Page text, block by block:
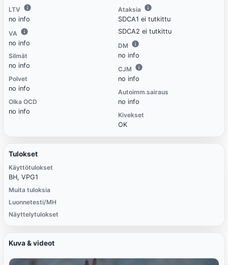
LTV
no info
VA
no info
Silmät
no info
Polvet
no info
Olka OCD
no info
Ataksia
SDCA1 ei tutkittu
SDCA2 ei tutkittu
DM
no info
CJM
no info
Autoimm.sairaus
no info
Kivekset
OK
Tulokset
Käyttötulokset
BH, VPG1
Muita tuloksia
Luonnetesti/MH
Näyttelytulokset
Kuva & videot